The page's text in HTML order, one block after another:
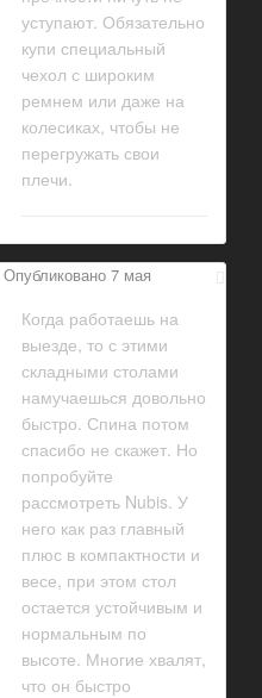
уступают. Обязательно
купи специальный
чехол с широким
ремнем или даже на
колесиках, чтобы не
перегружать свои
плечи.
Опубликовано 7 мая
Когда работаешь на
выезде, то с этими
складными столами
намучаешься довольно
быстро. Спина потом
спасибо не скажет. Но
попробуйте
рассмотреть Nubis. У
него как раз главный
плюс в компактности и
весе, при этом стол
остается устойчивым и
нормальным по
высоте. Многие хвалят,
что он быстро